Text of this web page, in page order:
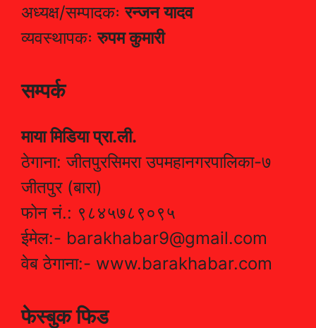
अध्यक्ष/सम्पादकःरन्जन यादव
व्यवस्थापकःरुपम कुमारी
सम्पर्क
माया मिडिया प्रा.ली.
ठेगाना: जीतपुरसिमरा उपमहानगरपालिका-७
जीतपुर (बारा)
फोन नं.: ९८४५७८९०९५
ईमेल:- barakhabar9@gmail.com
वेब ठेगाना:- www.barakhabar.com
फेस्बुक फिड